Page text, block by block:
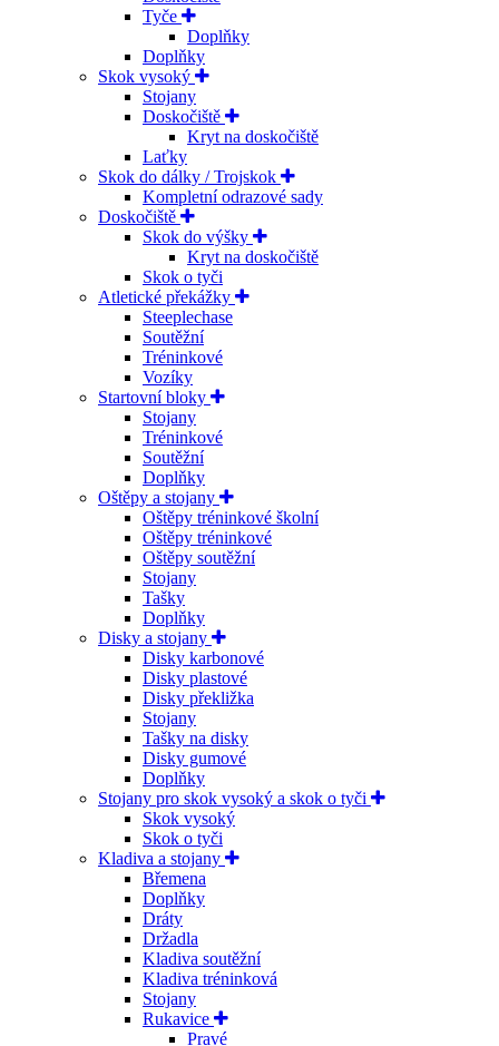
Tyče
Doplňky
Doplňky
Skok vysoký
Stojany
Doskočiště
Kryt na doskočiště
Laťky
Skok do dálky / Trojskok
Kompletní odrazové sady
Doskočiště
Skok do výšky
Kryt na doskočiště
Skok o tyči
Atletické překážky
Steeplechase
Soutěžní
Tréninkové
Vozíky
Startovní bloky
Stojany
Tréninkové
Soutěžní
Doplňky
Oštěpy a stojany
Oštěpy tréninkové školní
Oštěpy tréninkové
Oštěpy soutěžní
Stojany
Tašky
Doplňky
Disky a stojany
Disky karbonové
Disky plastové
Disky překližka
Stojany
Tašky na disky
Disky gumové
Doplňky
Stojany pro skok vysoký a skok o tyči
Skok vysoký
Skok o tyči
Kladiva a stojany
Břemena
Doplňky
Dráty
Držadla
Kladiva soutěžní
Kladiva tréninková
Stojany
Rukavice
Pravé